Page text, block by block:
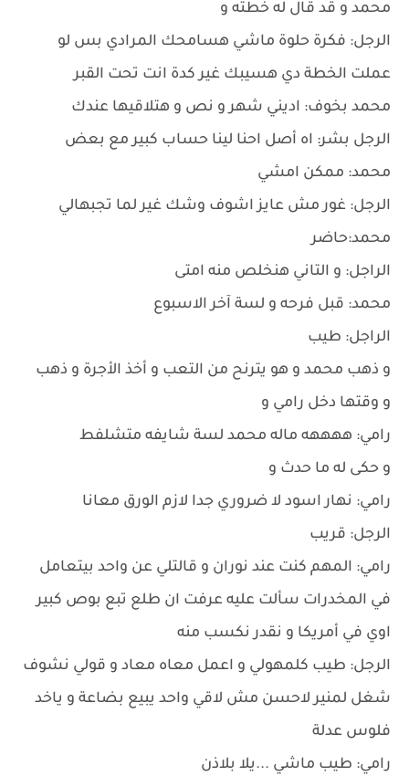
محمد و قد قال له خطته و
الرجل: فكرة حلوة ماشي هسامحك المرادي بس لو
عملت الخطة دي هسيبك غير كدة انت تحت القبر
محمد بخوف: اديني شهر و نص و هتلاقيها عندك
الرجل بشر: اه أصل احنا لينا حساب كبير مع بعض
محمد: ممكن امشي
الرجل: غور مش عايز اشوف وشك غير لما تجبهالي
محمد:حاضر
الراجل: و التاني هنخلص منه امتى
محمد: قبل فرحه و لسة آخر الاسبوع
الراجل: طيب
و ذهب محمد و هو يترنح من التعب و أخذ الأجرة و ذهب
و وقتها دخل رامي و
رامي: ههههه ماله محمد لسة شايفه متشلفط
و حكى له ما حدث و
رامي: نهار اسود لا ضروري جدا لازم الورق معانا
الرجل: قريب
رامي: المهم كنت عند نوران و قالتلي عن واحد بيتعامل
في المخدرات سألت عليه عرفت ان طلع تبع بوص كبير
اوي في أمريكا و نقدر نكسب منه
الرجل: طيب كلمهولي و اعمل معاه معاد و قولي نشوف
شغل لمنير لاحسن مش لاقي واحد يبيع بضاعة و ياخد
فلوس عدلة
رامي: طيب ماشي ...يلا بلاذن